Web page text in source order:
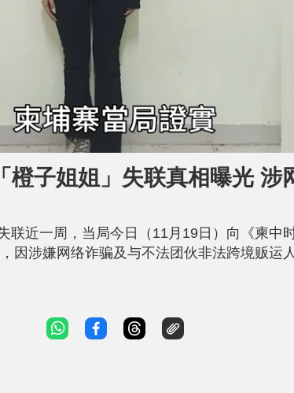
橙子姐姐」失联真相曝光 涉
联近一周，当局今日（11月19日）向《柬中
因涉嫌网络诈骗及与不法团伙非法跨境贩运
柬埔寨电骗｜美女网红「橙子姐姐」失联
显示张慕澄（26岁），中国籍，于11月13